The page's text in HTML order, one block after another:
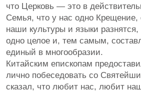
что Церковь — это в
Семья, что у нас одно Крещение,
наши культуры и языки
одно целое и, тем самым,
единый в многообразии.
Китайским епископам
лично побеседовать со
сказал, что любит нас, любит